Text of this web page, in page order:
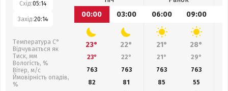
Схід:05:14
Захід:20:14
Температура С°
Відчувається як
Тиск, мм
Вологість, %
Вітер, м/с
Ймовірність опадів,
%
00:00
03:00 06:00 09:00
23° 22° 21° 28°
23° 22° 21° 29°
763
763 763 763
82
81 85 55